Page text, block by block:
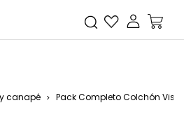
canapé Pack Completo Colchón